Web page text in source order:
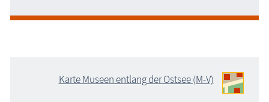
Karte Museen entlang der Ostsee (M-V)